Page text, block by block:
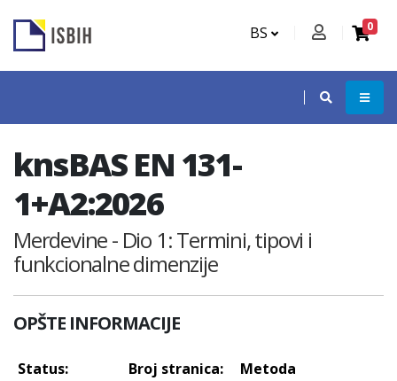
BS 0
knsBAS EN 131-
1+A2:2026
Merdevine - Dio 1: Termini, tipovi i
funkcionalne dimenzije
OPŠTE INFORMACIJE
Status:
Broj stranica:
Metoda